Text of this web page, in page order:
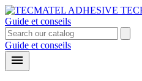
Guide et conseils
Guide et conseils
